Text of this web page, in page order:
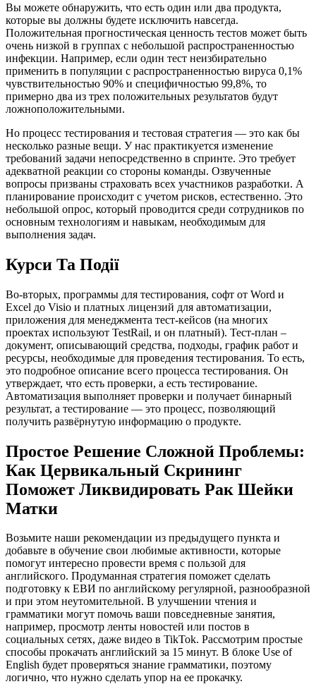
Вы можете обнаружить, что есть один или два продукта,
которые вы должны будете исключить навсегда.
Положительная прогностическая ценность тестов может быть
очень низкой в группах с небольшой распространенностью
инфекции. Например, если один тест неизбирательно
применить в популяции с распространенностью вируса 0,1%
чувствительностью 90% и специфичностью 99,8%, то
примерно два из трех положительных результатов будут
ложноположительными.
Но процесс тестирования и тестовая стратегия — это как бы
несколько разные вещи. У нас практикуется изменение
требований задачи непосредственно в спринте. Это требует
адекватной реакции со стороны команды. Озвученные
вопросы призваны страховать всех участников разработки. А
планирование происходит с учетом рисков, естественно. Это
небольшой опрос, который проводится среди сотрудников по
основным технологиям и навыкам, необходимым для
выполнения задач.
Курси Та Події
Во-вторых, программы для тестирования, софт от Word и
Excel до Visio и платных лицензий для автоматизации,
приложения для менеджмента тест-кейсов (на многих
проектах используют TestRail, и он платный). Тест-план –
документ, описывающий средства, подходы, график работ и
ресурсы, необходимые для проведения тестирования. То есть,
это подробное описание всего процесса тестирования. Он
утверждает, что есть проверки, а есть тестирование.
Автоматизация выполняет проверки и получает бинарный
результат, а тестирование — это процесс, позволяющий
получить развёрнутую информацию о продукте.
Простое Решение Сложной Проблемы:
Как Цервикальный Скрининг
Поможет Ликвидировать Рак Шейки
Матки
Возьмите наши рекомендации из предыдущего пункта и
добавьте в обучение свои любимые активности, которые
помогут интересно провести время с пользой для
английского. Продуманная стратегия поможет сделать
подготовку к ЕВИ по английскому регулярной, разнообразной
и при этом неутомительной. В улучшении чтения и
грамматики могут помочь ваши повседневные занятия,
например, просмотр ленты новостей или постов в
социальных сетях, даже видео в TikTok. Рассмотрим простые
способы прокачать английский за 15 минут. В блоке Use of
English будет проверяться знание грамматики, поэтому
логично, что нужно сделать упор на ее прокачку.